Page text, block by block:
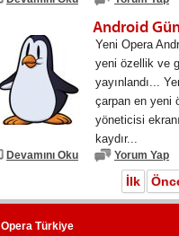
Devamını Oku
Android
Yeni Opera
yeni özellik ve
yayınlandı...
çarpan en yeni
yöneticisi
kaydır...
Yorum Yap
İlk
Opera Türkiye